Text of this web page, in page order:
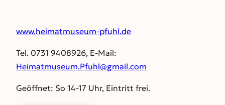
www.heimatmuseum-pfuhl.de
Tel. 0731 9408926, E-Mail:
Heimatmuseum.Pfuhl@gmail.com
Geöffnet: So 14-17 Uhr, Eintritt frei.